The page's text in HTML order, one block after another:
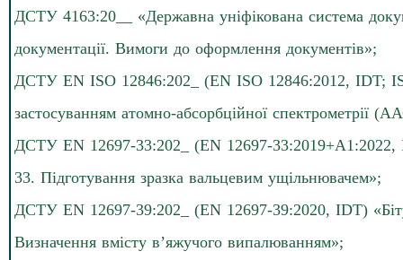
ДСТУ 4163:20__ «Державна уніфікована система
документації. Вимоги до оформлення документів»;
ДСТУ EN ISO 12846:202_ (EN ISO 12846:2012, IDT;
застосуванням атомно-абсорбційної спектрометрії
ДСТУ EN 12697-33:202_ (EN 12697-33:2019+А1:2022,
33. Підготування зразка вальцевим ущільнювачем»;
ДСТУ EN 12697-39:202_ (EN 12697-39:2020, IDT)
Визначення вмісту в’яжучого випалюванням»;